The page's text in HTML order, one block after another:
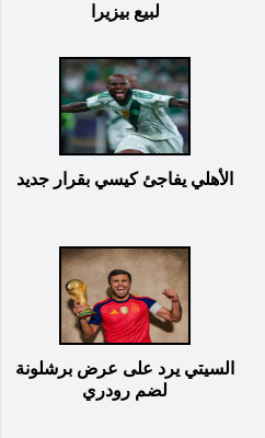
لبيع بيزيرا
الأهلي يفاجئ كيسي بقرار جديد
السيتي يرد على عرض برشلونة
لضم رودري